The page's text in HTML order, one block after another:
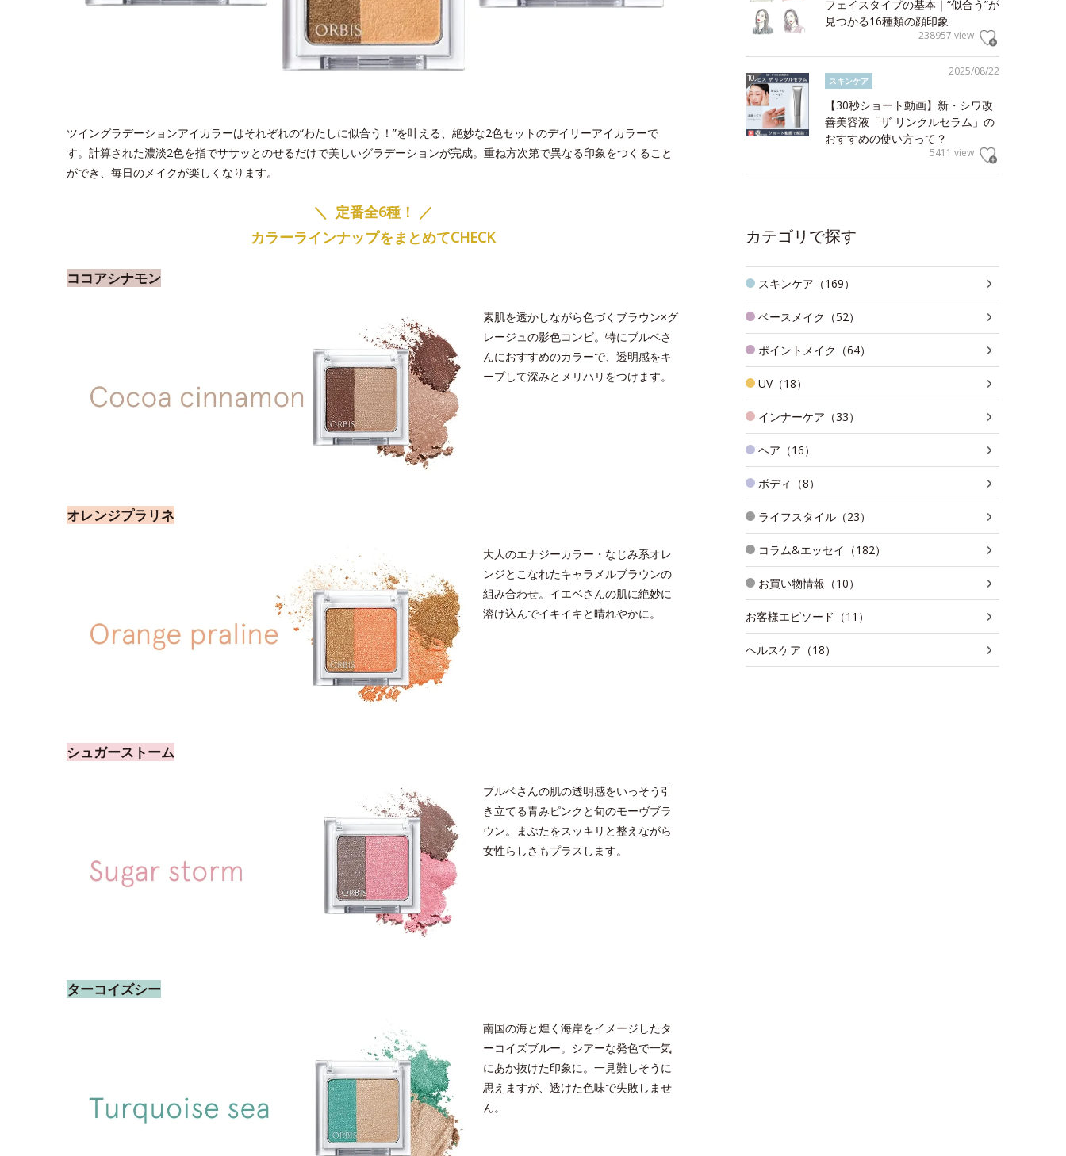
ツイングラデーションアイカラーはそれぞれの“わたしに似合う！”を叶える、絶妙な2色セットのデイリーアイカラーで
す。計算された濃淡2色を指でササッとのせるだけで美しいグラデーションが完成。重ね方次第で異なる印象をつくること
ができ、毎日のメイクが楽しくなります。
＼ 定番全6種！ ／
カラーラインナップをまとめてCHECK
ココアシナモン
素肌を透かしながら色づくブラウン×グ
レージュの影色コンビ。特にブルベさ
んにおすすめのカラーで、透明感をキ
ープして深みとメリハリをつけます。
オレンジプラリネ
大人のエナジーカラー・なじみ系オレ
ンジとこなれたキャラメルブラウンの
組み合わせ。イエベさんの肌に絶妙に
溶け込んでイキイキと晴れやかに。
シュガーストーム
ブルベさんの肌の透明感をいっそう引
き立てる青みピンクと旬のモーヴブラ
ウン。まぶたをスッキリと整えながら
女性らしさもプラスします。
ターコイズシー
南国の海と煌く海岸をイメージしたタ
ーコイズブルー。シアーな発色で一気
にあか抜けた印象に。一見難しそうに
思えますが、透けた色味で失敗しませ
ん。
フェイスタイプの基本｜“似合う”が
見つかる16種類の顔印象
238957 view
2025/08/22
スキンケア
【30秒ショート動画】新・シワ改
善美容液「ザ リンクルセラム」の
おすすめの使い方って？
5411 view
カテゴリで探す
スキンケア（169）
ベースメイク（52）
ポイントメイク（64）
UV（18）
インナーケア（33）
ヘア（16）
ボディ（8）
ライフスタイル（23）
コラム&エッセイ（182）
お買い物情報（10）
お客様エピソード（11）
ヘルスケア（18）